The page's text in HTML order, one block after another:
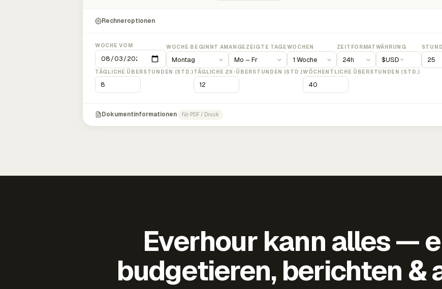
Rechneroptionen
WOCHE VOM WOCHE BEGINNT AMANGEZEIGTE TAGEWOCHEN ZEITFORMATWÄHRUNG
$USD
TÄGLICHE ÜBERSTUNDEN (STD.)TÄGLICHE 2X-ÜBERSTUNDEN (STD.)WÖCHENTLICHE ÜBERSTUNDEN (STD.)
Dokumentinformationen für PDF / Druck
Everhour kann alles —
budgetieren, berichten &